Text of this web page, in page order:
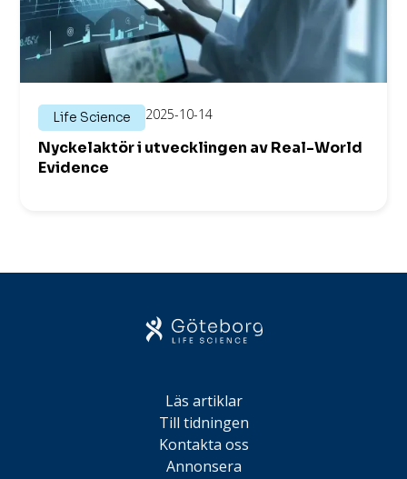
Life Science 2025-10-14
Nyckelaktör i utvecklingen av Real-World
Evidence
Läs artiklar
Till tidningen
Kontakta oss
Annonsera